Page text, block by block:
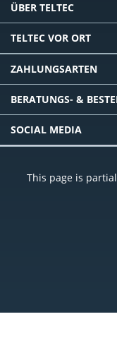
ÜBER TELTEC
TELTEC VOR ORT
ZAHLUNGSARTEN
BERATUNGS- &
SOCIAL MEDIA
This page is